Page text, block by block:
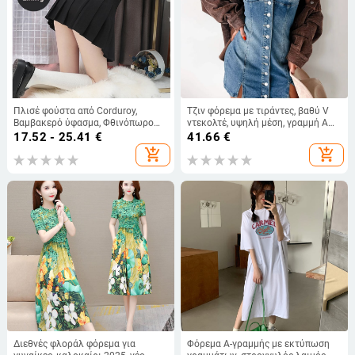
Πλισέ φούστα από Corduroy,
Βαμβακερό ύφασμα, Φθινόπωρο
2023, Στυλ Πριγκίπισσα
17.52 - 25.41 €
add_shopping_cart
Τζιν φόρεμα με τιράντες, βαθύ V
ντεκολτέ, υψηλή μέση, γραμμή Α
μέχρι midi μήκος, μίξη βαμβακιού-
41.66 €
add_shopping_cart
Διεθνές φλοράλ φόρεμα για
Φόρεμα Α-γραμμής με εκτύπωση